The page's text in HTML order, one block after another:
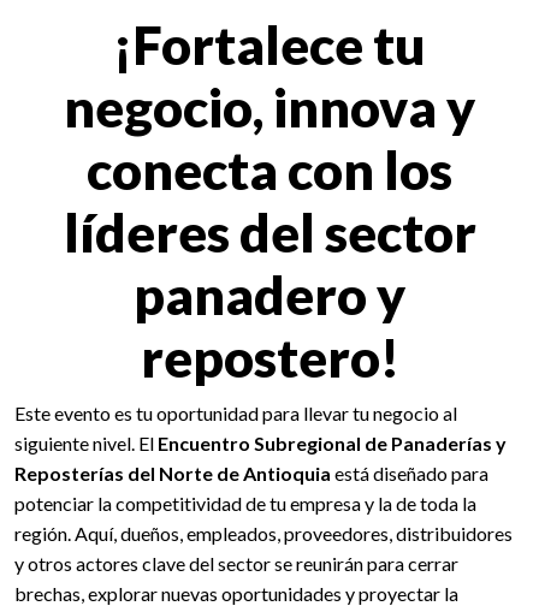
¡Fortalece tu
negocio, innova y
conecta con los
líderes del sector
panadero y
repostero!
Este evento es tu oportunidad para llevar tu negocio al
siguiente nivel. El Encuentro Subregional de Panaderías y
Reposterías del Norte de Antioquia está diseñado para
potenciar la competitividad de tu empresa y la de toda la
región. Aquí, dueños, empleados, proveedores, distribuidores
y otros actores clave del sector se reunirán para cerrar
brechas, explorar nuevas oportunidades y proyectar la